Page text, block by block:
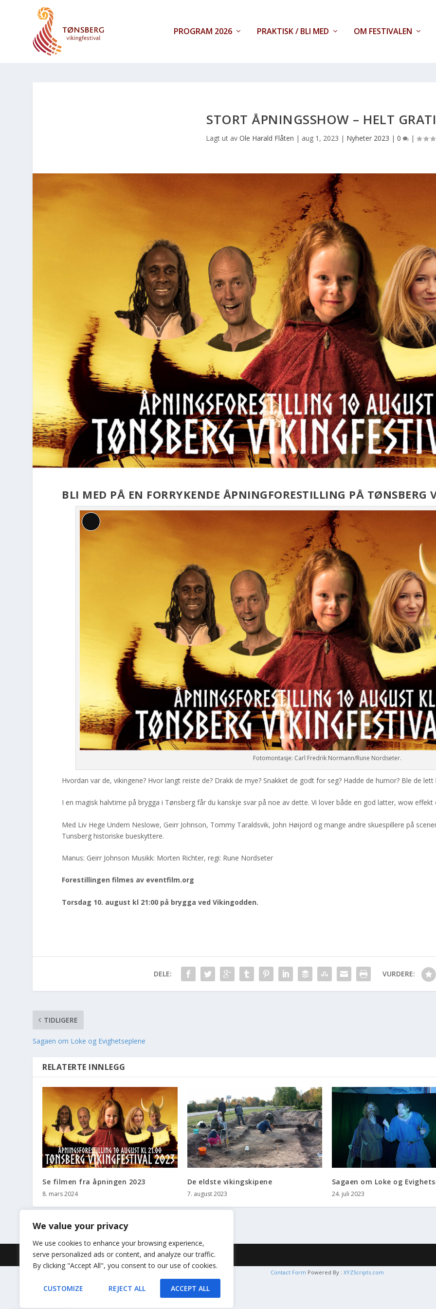
We value your privacy
We use cookies to enhance your browsing experience,
serve personalized ads or content, and analyze our traffic.
By clicking "Accept All", you consent to our use of cookies.
CUSTOMIZE REJECT ALL ACCEPT ALL
PROGRAM 2026 PRAKTISK / BLI MED OM FESTIVALEN
STORT ÅPNINGSSHOW – HELT
Lagt ut av Ole Harald Flåten | aug 1, 2023 | Nyheter 2023 | 0 |
BLI MED PÅ EN FORRYKENDE ÅPNINGFORESTILLING PÅ TØNSBERG
Fotomontasje: Carl Fredrik Normann/Rune Nordseter.
Hvordan var de, vikingene? Hvor langt reiste de? Drakk de mye? Snakket de godt for seg? Hadde de humor? Ble de lett
I en magisk halvtime på brygga i Tønsberg får du kanskje svar på noe av dette. Vi lover både en god latter, wow
Med Liv Hege Undem Neslowe, Geirr Johnson, Tommy Taraldsvik, John Høijord og mange andre skuespillere på
Tunsberg historiske bueskyttere.
Manus: Geirr Johnson Musikk: Morten Richter, regi: Rune Nordseter
Forestillingen filmes av eventfilm.org
Torsdag 10. august kl 21:00 på brygga ved Vikingodden.
DELE: VURDERE:
TIDLIGERE
Sagaen om Loke og Evighetseplene
RELATERTE INNLEGG
Se filmen fra åpningen 2023
8. mars 2024
De eldste vikingskipene
7. august 2023
Sagaen om Loke og
24. juli 2023
Designet avElegant Themes| Drevet avWordPress
Contact Form Powered By : XYZScripts.com